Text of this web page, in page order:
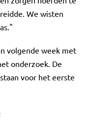
We wisten
volgende week met
onderzoek. De
voor het eerste